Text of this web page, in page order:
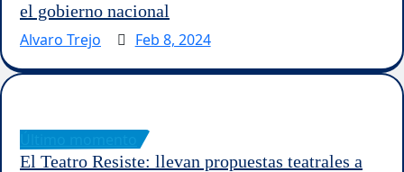
el gobierno nacional
Alvaro Trejo
Feb 8, 2024
El Teatro Resiste: llevan propuestas teatrales a